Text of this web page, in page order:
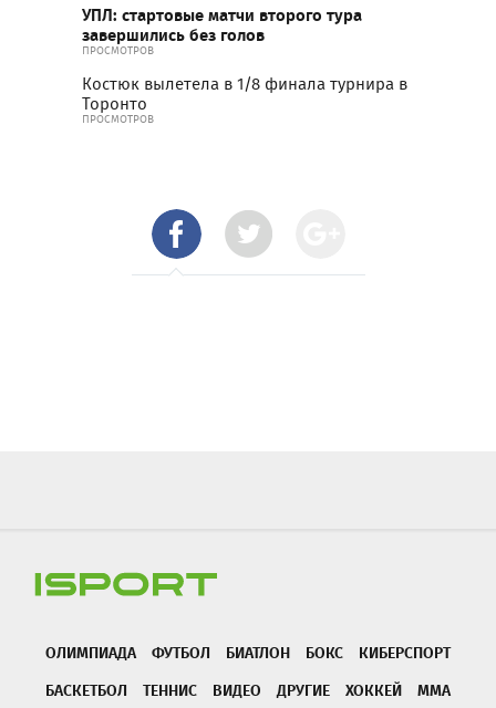
УПЛ: стартовые матчи второго тура
завершились без голов
ПРОСМОТРОВ
Костюк вылетела в 1/8 финала турнира в
Торонто
ПРОСМОТРОВ
ОЛИМПИАДА ФУТБОЛ БИАТЛОН БОКС
КИБЕРСПОРТ
БАСКЕТБОЛ
ТЕННИС ВИДЕО ДРУГИЕ ХОККЕЙ
ММА